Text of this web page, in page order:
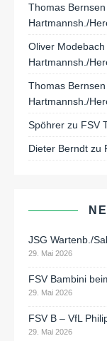
Thomas Bernsen
Hartmannsh./
Oliver Modebach
Hartmannsh./
Thomas Bernsen
Hartmannsh./
Spöhrer zu FSV
Dieter Berndt zu
JSG Wartenb./
29. Mai 2026
FSV Bambini
29. Mai 2026
FSV B – VfL
29. Mai 2026